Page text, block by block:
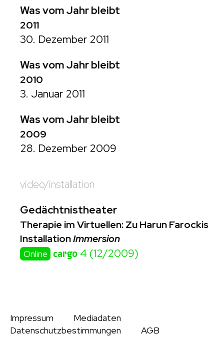
Was vom Jahr bleibt
2011
30. Dezember 2011
Was vom Jahr bleibt
2010
3. Januar 2011
Was vom Jahr bleibt
2009
28. Dezember 2009
video/installation
Gedächtnistheater
Therapie im Virtuellen: Zu Harun Farockis
InstallationImmersion
Online cargo 4 (12/2009)
Impressum
Mediadaten
Datenschutzbestimmungen
AGB